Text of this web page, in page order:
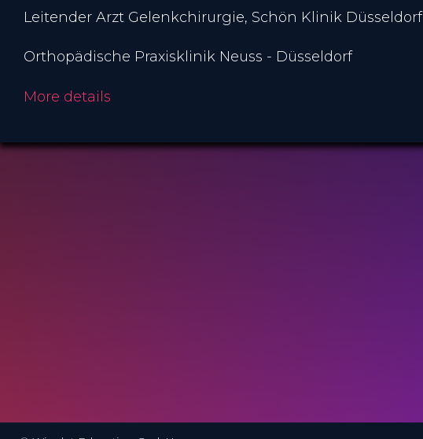
Leitender Arzt Gelenkchirurgie, Schön Klinik Düsseldorf
Orthopädische Praxisklinik Neuss - Düsseldorf
More details